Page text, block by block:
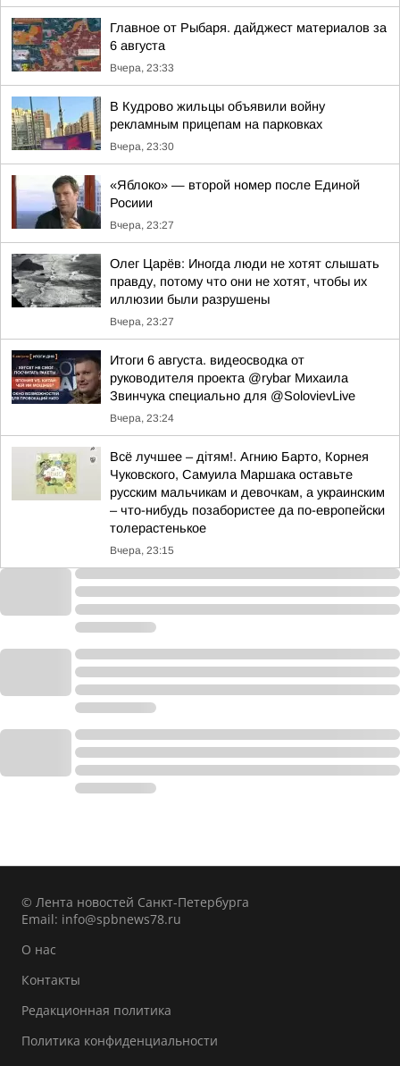
Главное от Рыбаря. дайджест материалов за
6 августа
Вчера, 23:33
В Кудрово жильцы объявили войну
рекламным прицепам на парковках
Вчера, 23:30
«Яблоко» — второй номер после Единой
Росиии
Вчера, 23:27
Олег Царёв: Иногда люди не хотят слышать
правду, потому что они не хотят, чтобы их
иллюзии были разрушены
Вчера, 23:27
Итоги 6 августа. видеосводка от
руководителя проекта @rybar Михаила
Звинчука специально для @SolovievLive
Вчера, 23:24
Всё лучшее – дітям!. Агнию Барто, Корнея
Чуковского, Самуила Маршака оставьте
русским мальчикам и девочкам, а украинским
– что-нибудь позабористее да по-европейски
толерастенькое
Вчера, 23:15
© Лента новостей Санкт-Петербурга
Email: info@spbnews78.ru
О нас
Контакты
Редакционная политика
Политика конфиденциальности